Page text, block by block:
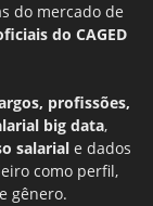
do mercado de
do CAGED
profissões,
big data,
salarial e dados
como perfil,
gênero.